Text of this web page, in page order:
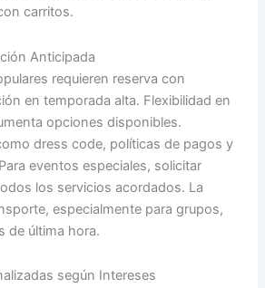
carritos.
Anticipada
requieren reserva con
en temporada alta. Flexibilidad en
opciones disponibles.
dress code, políticas de pagos y
eventos especiales, solicitar
los servicios acordados. La
especialmente para grupos,
de última hora.
según Intereses